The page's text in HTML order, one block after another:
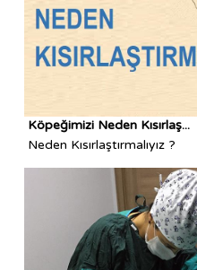
Köpeğimizi Neden Kısırlaş...
Neden Kısırlaştırmalıyız ?